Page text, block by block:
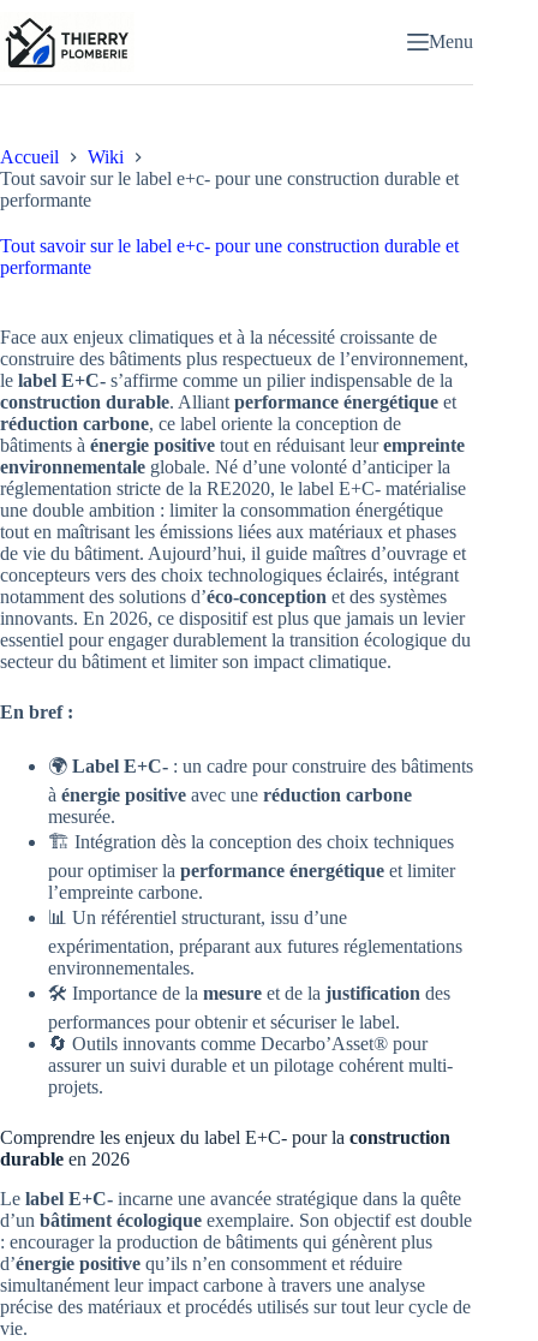
au
contenu
Menu
Accueil
Wiki
Tout savoir sur le label e+c- pour une construction durable et
performante
Tout savoir sur le label e+c- pour une construction durable et
performante
Face aux enjeux climatiques et à la nécessité croissante de
construire des bâtiments plus respectueux de l’environnement,
le label E+C- s’affirme comme un pilier indispensable de la
construction durable. Alliant performance énergétique et
réduction carbone, ce label oriente la conception de
bâtiments à énergie positive tout en réduisant leurempreinte
environnementale globale. Né d’une volonté d’anticiper la
réglementation stricte de la RE2020, le label E+C- matérialise
une double ambition : limiter la consommation énergétique
tout en maîtrisant les émissions liées aux matériaux et phases
de vie du bâtiment. Aujourd’hui, il guide maîtres d’ouvrage et
concepteurs vers des choix technologiques éclairés, intégrant
notamment des solutions d’éco-conception et des systèmes
innovants. En 2026, ce dispositif est plus que jamais un levier
essentiel pour engager durablement la transition écologique du
secteur du bâtiment et limiter son impact climatique.
En bref :
🌍 Label E+C- : un cadre pour construire des bâtiments
à énergie positive avec une réduction carbone
mesurée.
🏗️ Intégration dès la conception des choix techniques
pour optimiser la performance énergétique et limiter
l’empreinte carbone.
📊 Un référentiel structurant, issu d’une
expérimentation, préparant aux futures réglementations
environnementales.
🛠️ Importance de la mesure et de la justification des
performances pour obtenir et sécuriser le label.
🔄 Outils innovants comme Decarbo’Asset® pour
assurer un suivi durable et un pilotage cohérent multi-
projets.
Comprendre les enjeux du label E+C- pour la construction
durable en 2026
Le label E+C- incarne une avancée stratégique dans la quête
d’un bâtiment écologique exemplaire. Son objectif est double
: encourager la production de bâtiments qui génèrent plus
d’énergie positive qu’ils n’en consomment et réduire
simultanément leur impact carbone à travers une analyse
précise des matériaux et procédés utilisés sur tout leur cycle de
vie.